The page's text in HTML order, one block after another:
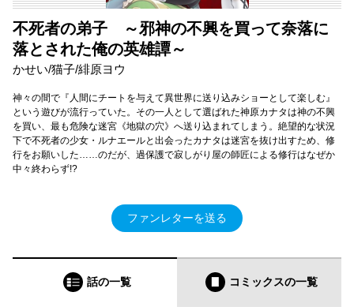
不死者の弟子 ～邪神の不興を買って奈落に
落とされた俺の英雄譚～
かせい/猫子/緋原ヨウ
神々の間で『人間にチートを与えて異世界に送り込みショーとして楽しむ』
という遊びが流行っていた。その一人として選ばれた神原カナタは神の不興
を買い、最も危険な迷宮《地獄の穴》へ送り込まれてしまう。絶望的な状況
下で不死者の少女・ルナエールと出会ったカナタは迷宮を抜け出すため、修
行をお願いした……のだが、過保護で寂しがり屋の師匠による修行はなぜか
中々終わらず!?
ファンレターを送る
話の一覧 コミックスの一覧